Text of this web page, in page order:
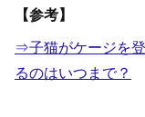
【参考】
⇒子猫がケージを
るのはいつまで？